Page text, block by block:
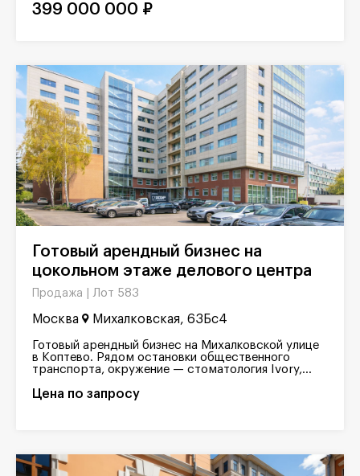
399 000 000 ₽
Готовый арендный бизнес на
цокольном этаже делового центра
Продажа | Лот 583
Москва Михалковская, 63Бс4
Готовый арендный бизнес на Михалковской улице
в Коптево. Рядом остановки общественного
транспорта, окружение — стоматология Ivory,...
Цена по запросу